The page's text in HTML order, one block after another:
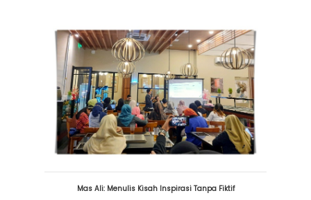
Mas Ali: Menulis Kisah Inspirasi Tanpa Fiktif